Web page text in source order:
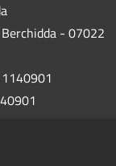
- 07022